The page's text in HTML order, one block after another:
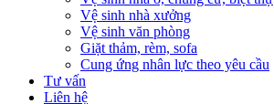
Vệ sinh nhà xưởng
Vệ sinh văn phòng
Giặt thảm, rèm, sofa
Cung ứng nhân lực theo yêu cầu
Tư vấn
Liên hệ